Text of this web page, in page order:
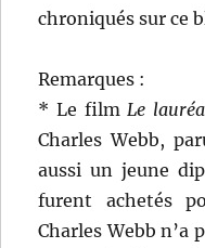
chroniqués sur ce
Remarques :
* Le film Le
Charles Webb,
aussi un jeune
furent achetés
Charles Webb n’a